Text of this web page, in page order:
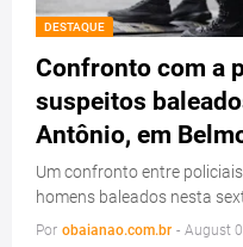
DESTAQUE
Confronto com a
suspeitos
Antônio, em
Um confronto entre
homens baleados nesta
Por obaianao.com.br - August